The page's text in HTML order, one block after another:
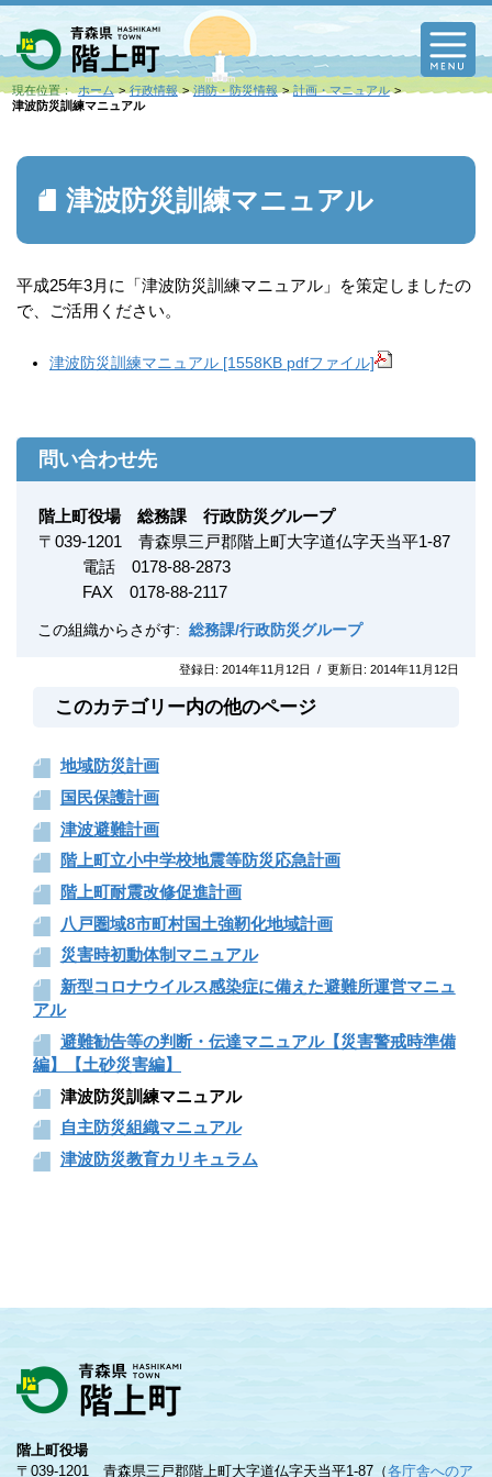
現在位置： ホーム 行政情報 消防・防災情報
計画・マニュアル
津波防災訓練マニュアル
津波防災訓練マニュアル
平成25年3月に「津波防災訓練マニュアル」を策定しましたの
で、ご活用ください。
津波防災訓練マニュアル [1558KB pdfファイル]
問い合わせ先
階上町役場 総務課 行政防災グループ
〒 039-1201
青森県三戸郡階上町大字道仏字天当平1-87
電話 0178-88-2873
FAX 0178-88-2117
この組織からさがす: 総務課/行政防災グループ
登録日: 2014年11月12日 / 更新日: 2014年11月12日
このカテゴリー内の他のページ
地域防災計画
国民保護計画
津波避難計画
階上町立小中学校地震等防災応急計画
階上町耐震改修促進計画
八戸圏域8市町村国土強靭化地域計画
災害時初動体制マニュアル
新型コロナウイルス感染症に備えた避難所運営マニュ
アル
避難勧告等の判断・伝達マニュアル【災害警戒時準備
編】【土砂災害編】
津波防災訓練マニュアル
自主防災組織マニュアル
津波防災教育カリキュラム
階上町役場
〒039-1201 青森県三戸郡階上町大字道仏字天当平1-87（各庁舎へのア